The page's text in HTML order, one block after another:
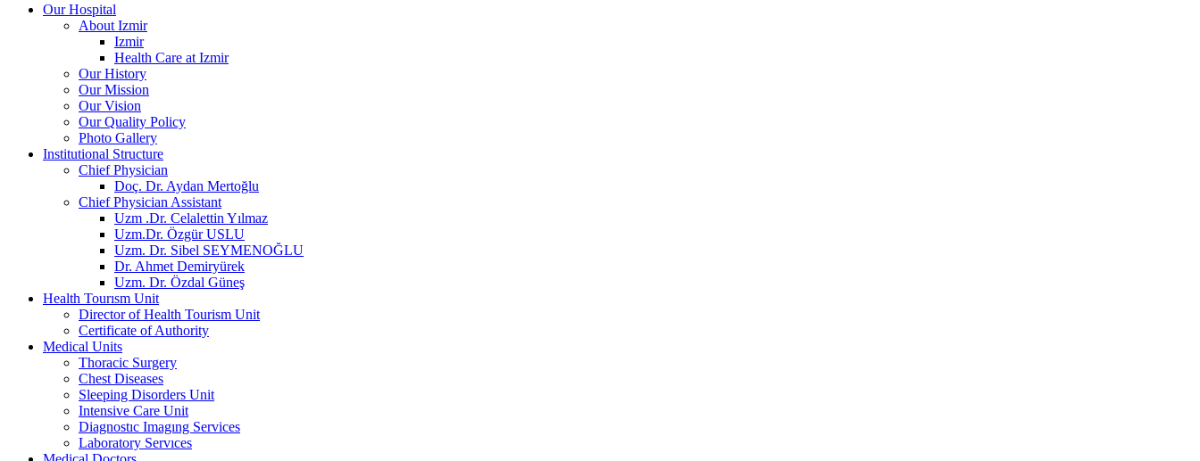
Our Hospital
About Izmir
Izmir
Health Care at Izmir
Our History
Our Mission
Our Vision
Our Quality Policy
Photo Gallery
Institutional Structure
Chief Physician
Doç. Dr. Aydan Mertoğlu
Chief Physician Assistant
Uzm .Dr. Celalettin Yılmaz
Uzm.Dr. Özgür USLU
Uzm. Dr. Sibel SEYMENOĞLU
Dr. Ahmet Demiryürek
Uzm. Dr. Özdal Güneş
Health Tourısm Unit
Director of Health Tourism Unit
Certificate of Authority
Medical Units
Thoracic Surgery
Chest Diseases
Sleeping Disorders Unit
Intensive Care Unit
Diagnostıc Imagıng Services
Laboratory Servıces